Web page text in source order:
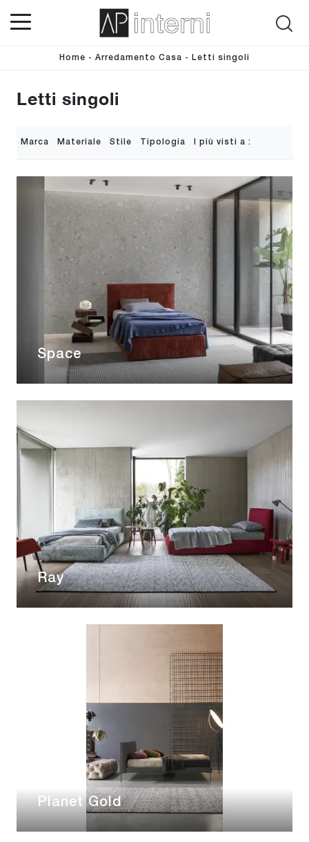
Home - Arredamento Casa - Letti singoli
Letti singoli
Marca Materiale Stile Tipologia I più visti a :
Space
Ray
Planet Gold